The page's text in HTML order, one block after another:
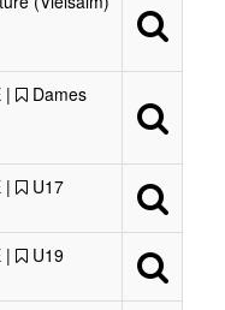
|
Dames
|
U17
|
U19